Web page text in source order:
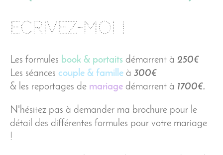
Ecrivez-moi !
Les formules book & portaits démarrent à 250€
Les séances couple & famille à 300€
& les reportages de mariage démarrent à 1700€.
N'hésitez pas à demander ma brochure pour le
détail des différentes formules pour votre mariage
!